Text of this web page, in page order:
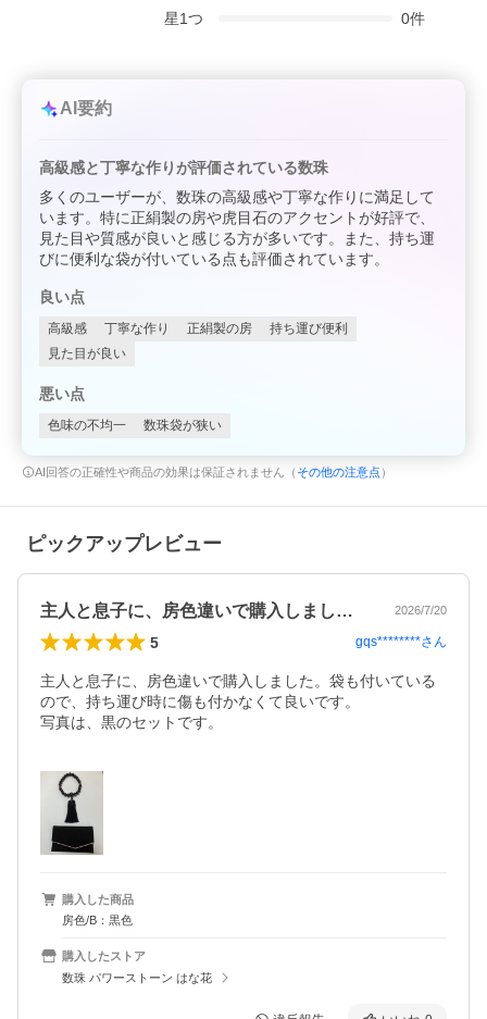
星1つ 0件
AI要約
高級感と丁寧な作りが評価されている数珠
多くのユーザーが、数珠の高級感や丁寧な作りに満足して
います。特に正絹製の房や虎目石のアクセントが好評で、
見た目や質感が良いと感じる方が多いです。また、持ち運
びに便利な袋が付いている点も評価されています。
良い点
高級感 丁寧な作り 正絹製の房
持ち運び便利
見た目が良い
悪い点
色味の不均一 数珠袋が狭い
AI回答の正確性や商品の効果は保証されません（ その他の注意点 ）
ピックアップレビュー
主人と息子に、房色違いで購入しました。… 2026/7/20
5 gqs********さん
主人と息子に、房色違いで購入しました。袋も付いている
ので、持ち運び時に傷も付かなくて良いです。
写真は、黒のセットです。
購入した商品
房色/B：黒色
購入したストア
数珠 パワーストーン はな花